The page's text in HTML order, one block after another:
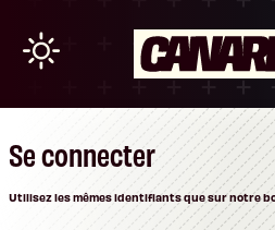
Se connecter
Utilisez les mêmes identifiants que sur notre